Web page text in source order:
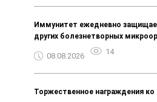
Иммунитет ежедневно
других болезнетворных
08.08.2026 14
Торжественное награждения